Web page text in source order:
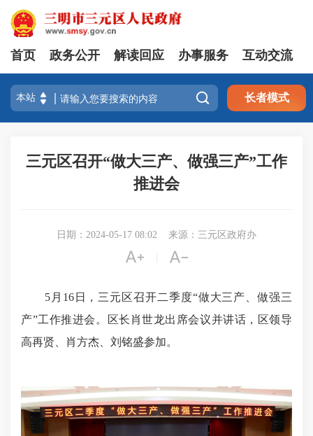
首页 政务公开 解读回应 办事服务 互动交流
 长者模式
三元区召开“做大三产、做强三产”工作
推进会
日期：2024-05-17 08:02 来源：三元区政府办
 
5月16日，三元区召开二季度“做大三产、做强三
产”工作推进会。区长肖世龙出席会议并讲话，区领导
高再贤、肖方杰、刘铭盛参加。